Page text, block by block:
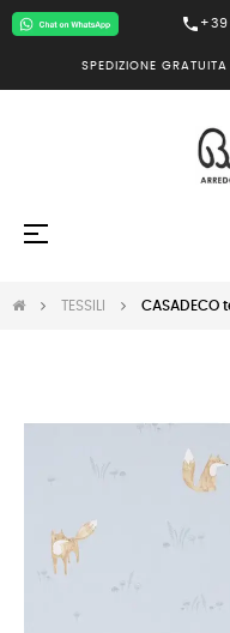
call
SPEDIZIONE
navigazione
☰
TESSILI